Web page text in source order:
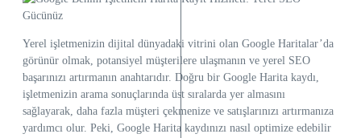
Yerel işletmenizin dijital dünyadaki vitrini olan Google Haritalar’da
görünür olmak, potansiyel müşterilere ulaşmanın ve yerel SEO
başarınızı artırmanın anahtarıdır. Doğru bir Google Harita kaydı,
işletmenizin arama sonuçlarında üst sıralarda yer almasını
sağlayarak, daha fazla müşteri çekmenize ve satışlarınızı artırmanıza
yardımcı olur. Peki, Google Harita kaydınızı nasıl optimize edebilir